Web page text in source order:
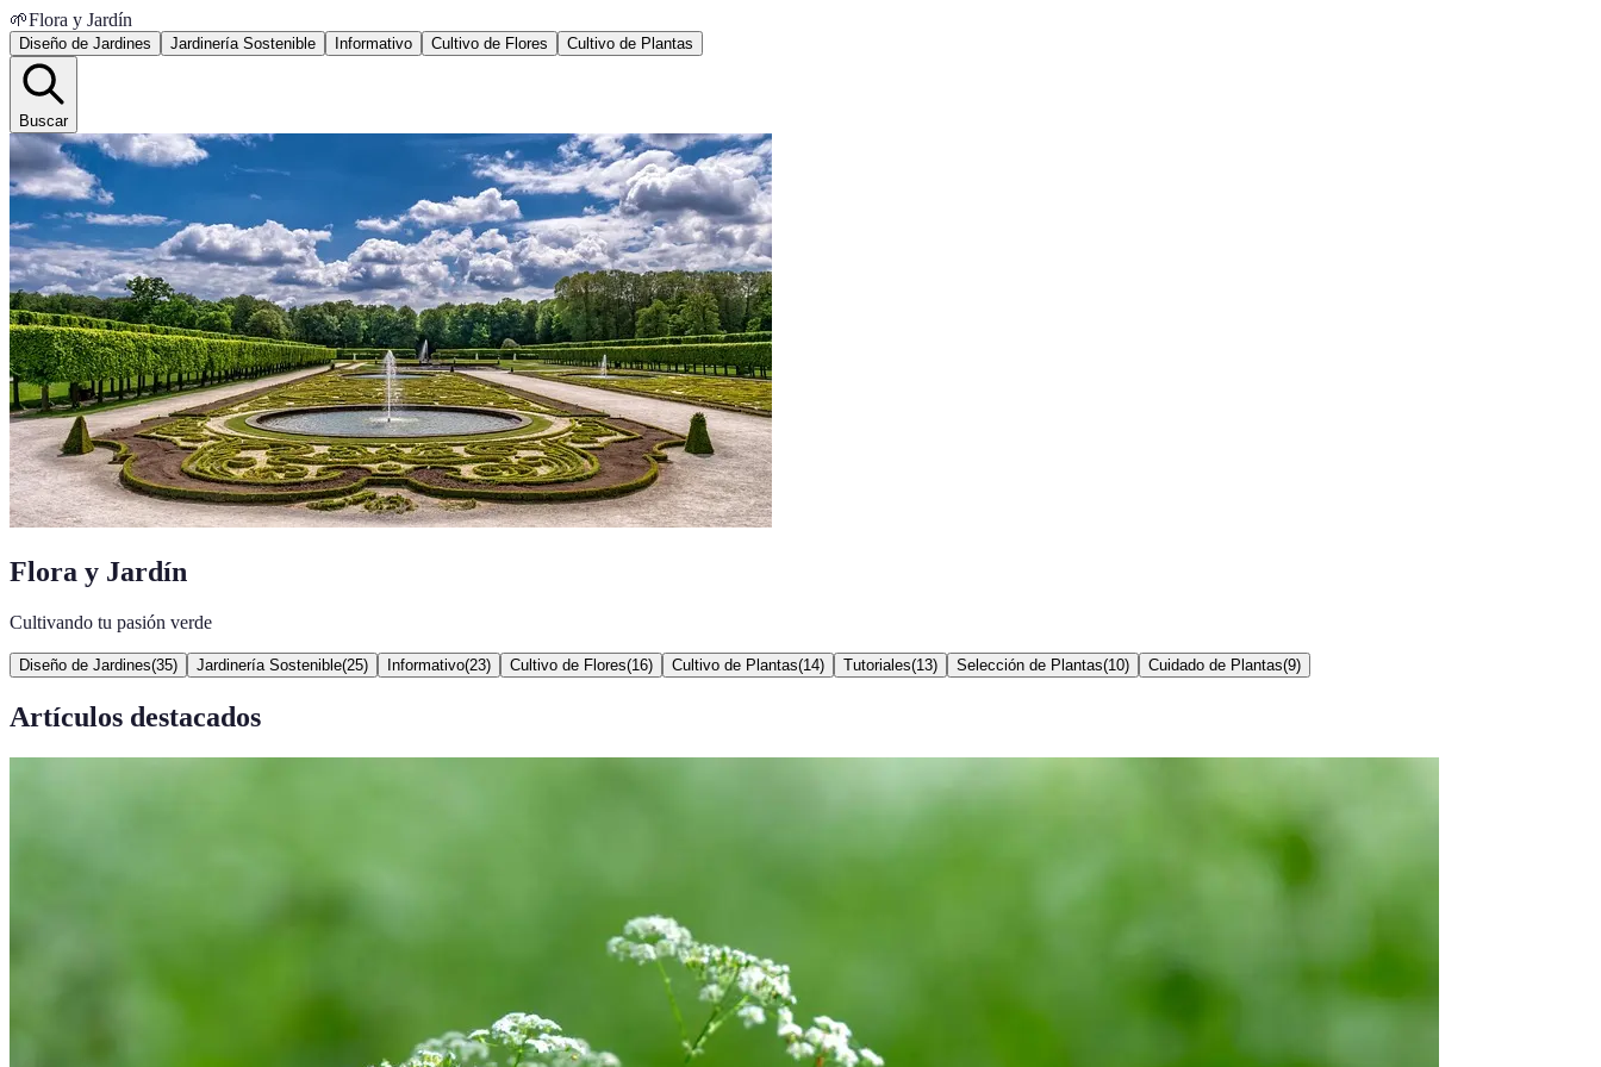
🌱Flora y Jardín
Diseño de Jardines Jardinería Sostenible Informativo Cultivo de Flores Cultivo de Plantas
Buscar
Flora y Jardín
Cultivando tu pasión verde
Diseño de Jardines(35) Jardinería Sostenible(25) Informativo(23) Cultivo de Flores(16) Cultivo de Plantas(14) Tutoriales(13) Selección de Plantas(10) Cuidado de Plantas(9)
Artículos destacados